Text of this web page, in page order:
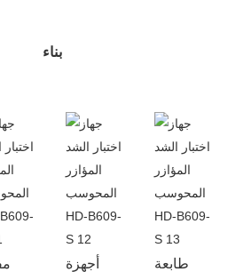
بناء
أجهزة
طابعة